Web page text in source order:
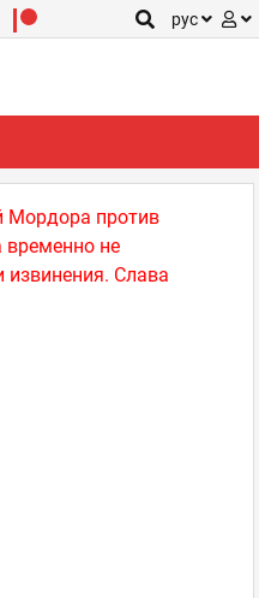
рус
Мордора против
не
извинения. Слава